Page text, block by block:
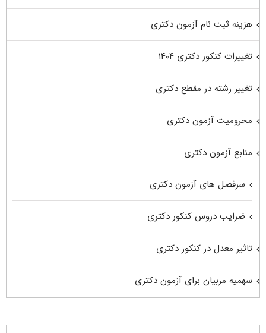
هزینه ثبت نام آزمون دکتری
تغییرات کنکور دکتری ۱۴۰۴
تغییر رشته در مقطع دکتری
محرومیت آزمون دکتری
منابع آزمون دکتری
سرفصل های آزمون دکتری
ضرایب دروس کنکور دکتری
تاثیر معدل در کنکور دکتری
سهمیه مربیان برای آزمون دکتری